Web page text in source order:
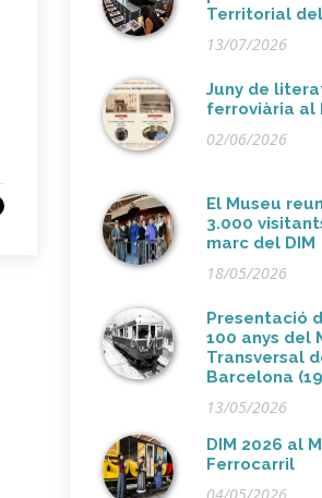
Territorial del
13/07/2026
Juny de
ferroviària al
02/06/2026
El Museu
3.000
marc del DIM
18/05/2026
Presentació
100 anys del
Transversal
Barcelona
13/05/2026
DIM 2026 al
Ferrocarril